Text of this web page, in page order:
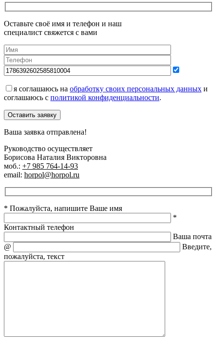
Оставьте своё имя и телефон и наш
специалист свяжется с вами
я соглашаюсь на обработку своих персональных данных и
соглашаюсь с политикой конфиденциальности.
Оставить заявку
Ваша заявка отправлена!
Руководство осуществляет
Борисова Наталия Викторовна
моб.: +7 985 764-14-93
email: horpol@horpol.ru
* Пожалуйста, напишите Ваше имя
*
Контактный телефон
Ваша почта
@
Введите,
пожалуйста, текст